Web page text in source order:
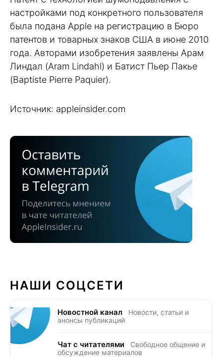
настройками под конкретного пользователя
была подана Apple на регистрацию в Бюро
патентов и товарных знаков США в июне 2010
года. Авторами изобретения заявлены Арам
Линдал (Aram Lindahl) и Батист Пьер Пакье
(Baptiste Pierre Paquier).
Источник: appleinsider.com
НАШИ СОЦСЕТИ
Новостной канал
Новости, статьи и
анонсы публикаций
Чат с читателями
Свободное общение и
обсуждение материалов